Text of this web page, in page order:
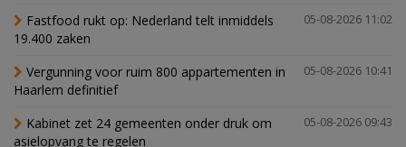
05-08-2026 11:02
Fastfood rukt op: Nederland telt inmiddels
19.400 zaken
05-08-2026 10:41
Vergunning voor ruim 800 appartementen in
Haarlem definitief
05-08-2026 09:43
Kabinet zet 24 gemeenten onder druk om
asielopvang te regelen